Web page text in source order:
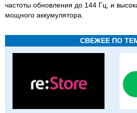
частоты обновления до 144 Гц, и
мощного аккумулятора.
СВЕЖЕЕ ПО